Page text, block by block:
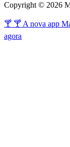
Copyright © 2026
🍸 🍸 A nova app
agora